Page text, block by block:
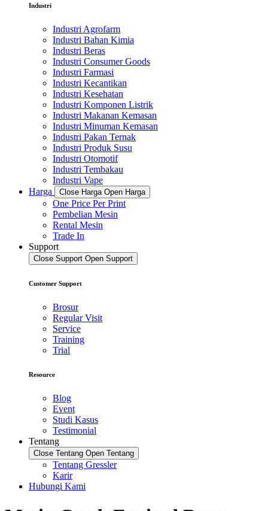
Industri
Industri Agrofarm
Industri Bahan Kimia
Industri Beras
Industri Consumer Goods
Industri Farmasi
Industri Kecantikan
Industri Kesehatan
Industri Komponen Listrik
Industri Makanan Kemasan
Industri Minuman Kemasan
Industri Pakan Ternak
Industri Produk Susu
Industri Otomotif
Industri Tembakau
Industri Vape
Harga
Close Harga Open Harga
One Price Per Print
Pembelian Mesin
Rental Mesin
Trade In
Support
Close Support Open Support
Customer Support
Brosur
Regular Visit
Service
Training
Trial
Resource
Blog
Event
Studi Kasus
Testimonial
Tentang
Close Tentang Open Tentang
Tentang Gressler
Karir
Hubungi Kami